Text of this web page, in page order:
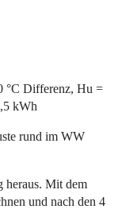
°C Differenz, Hu =
kWh
rund im WW
Mit dem
und nach den 4